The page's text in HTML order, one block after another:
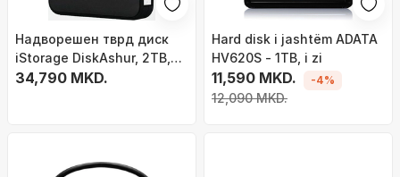
Надворешен тврд диск
iStorage DiskAshur, 2TB,
USB 3.1, црн
34,790 MKD.
Hard disk i jashtëm ADATA
HV620S - 1TB, i zi
11,590 MKD.
12,090 MKD.
-4%